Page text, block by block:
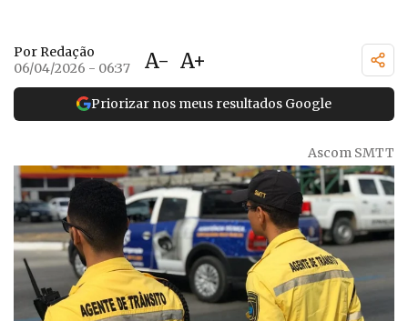
Por Redação
06/04/2026 - 06:37
A- A+
Priorizar nos meus resultados Google
Ascom SMTT